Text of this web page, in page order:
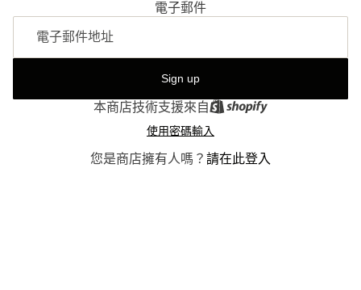
電子郵件
Sign up
本商店技術支援來自
使用密碼輸入
您是商店擁有人嗎？ 請在此登入